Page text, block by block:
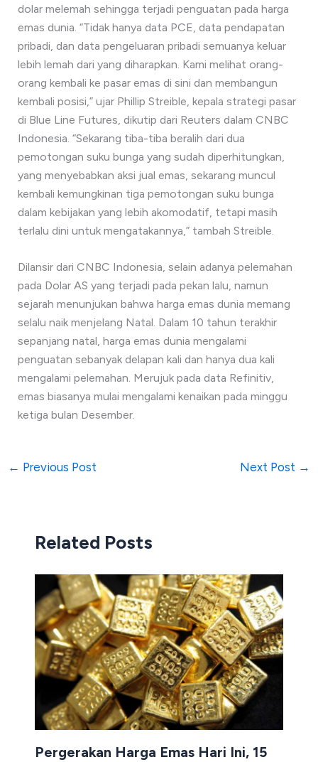
dolar melemah sehingga terjadi penguatan pada harga
emas dunia. “Tidak hanya data PCE, data pendapatan
pribadi, dan data pengeluaran pribadi semuanya keluar
lebih lemah dari yang diharapkan. Kami melihat orang-
orang kembali ke pasar emas di sini dan membangun
kembali posisi,” ujar Phillip Streible, kepala strategi pasar
di Blue Line Futures, dikutip dari Reuters dalam CNBC
Indonesia. “Sekarang tiba-tiba beralih dari dua
pemotongan suku bunga yang sudah diperhitungkan,
yang menyebabkan aksi jual emas, sekarang muncul
kembali kemungkinan tiga pemotongan suku bunga
dalam kebijakan yang lebih akomodatif, tetapi masih
terlalu dini untuk mengatakannya,” tambah Streible.
Dilansir dari CNBC Indonesia, selain adanya pelemahan
pada Dolar AS yang terjadi pada pekan lalu, namun
sejarah menunjukan bahwa harga emas dunia memang
selalu naik menjelang Natal. Dalam 10 tahun terakhir
sepanjang natal, harga emas dunia mengalami
penguatan sebanyak delapan kali dan hanya dua kali
mengalami pelemahan. Merujuk pada data Refinitiv,
emas biasanya mulai mengalami kenaikan pada minggu
ketiga bulan Desember.
← Previous Post Next Post →
Related Posts
Pergerakan Harga Emas Hari Ini, 15